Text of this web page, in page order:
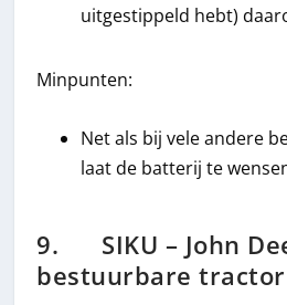
uitgestippeld hebt)
Minpunten:
Net als bij vele andere
laat de batterij te
9. SIKU – John
bestuurbare tractor